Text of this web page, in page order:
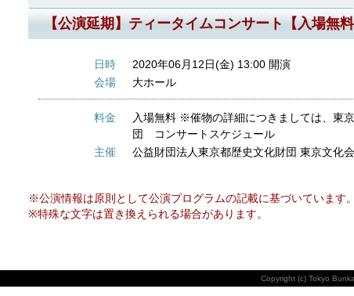
【公演延期】ティータイムコンサート【入場無料
日時
2020年06月12日(金) 13:00 開演
会場
大ホール
料金
入場無料 ※催物の詳細につきましては、東
団 コンサートスケジュール
主催
公益財団法人東京都歴史文化財団 東京文化
※公演情報は原則として公演プログラムの記載に基づいています。
※特殊な文字は置き換えられる場合があります。
Copyright (c) Tokyo